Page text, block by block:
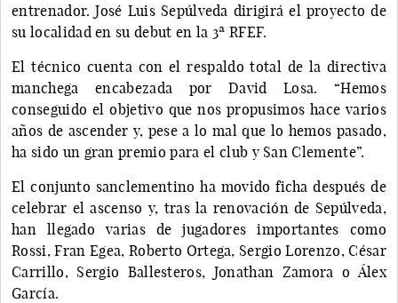
entrenador. José Luis Sepúlveda dirigirá el proyecto de
su localidad en su debut en la 3ª RFEF.
El técnico cuenta con el respaldo total de la directiva
manchega encabezada por David Losa. “Hemos
conseguido el objetivo que nos propusimos hace varios
años de ascender y, pese a lo mal que lo hemos pasado,
ha sido un gran premio para el club y San Clemente”.
El conjunto sanclementino ha movido ficha después de
celebrar el ascenso y, tras la renovación de Sepúlveda,
han llegado varias de jugadores importantes como
Rossi, Fran Egea, Roberto Ortega, Sergio Lorenzo, César
Carrillo, Sergio Ballesteros, Jonathan Zamora o Álex
García.